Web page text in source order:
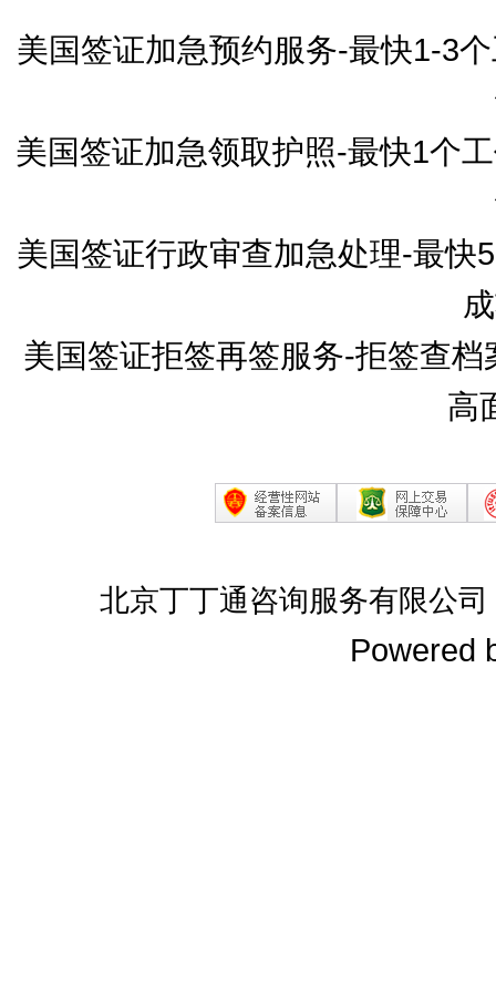
美国签证加急预约服务-最快1-3
美国签证加急领取护照-最快1个
美国签证行政审查加急处理-最快
美国签证拒签再签服务-拒签查
高
北京丁丁通咨询服务有限公
Powered